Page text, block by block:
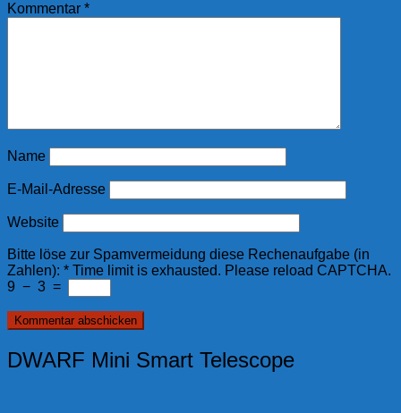
Kommentar *
Name
E-Mail-Adresse
Website
Bitte löse zur Spamvermeidung diese Rechenaufgabe (in
Zahlen): * Time limit is exhausted. Please reload CAPTCHA.
9 − 3 =
DWARF Mini Smart Telescope